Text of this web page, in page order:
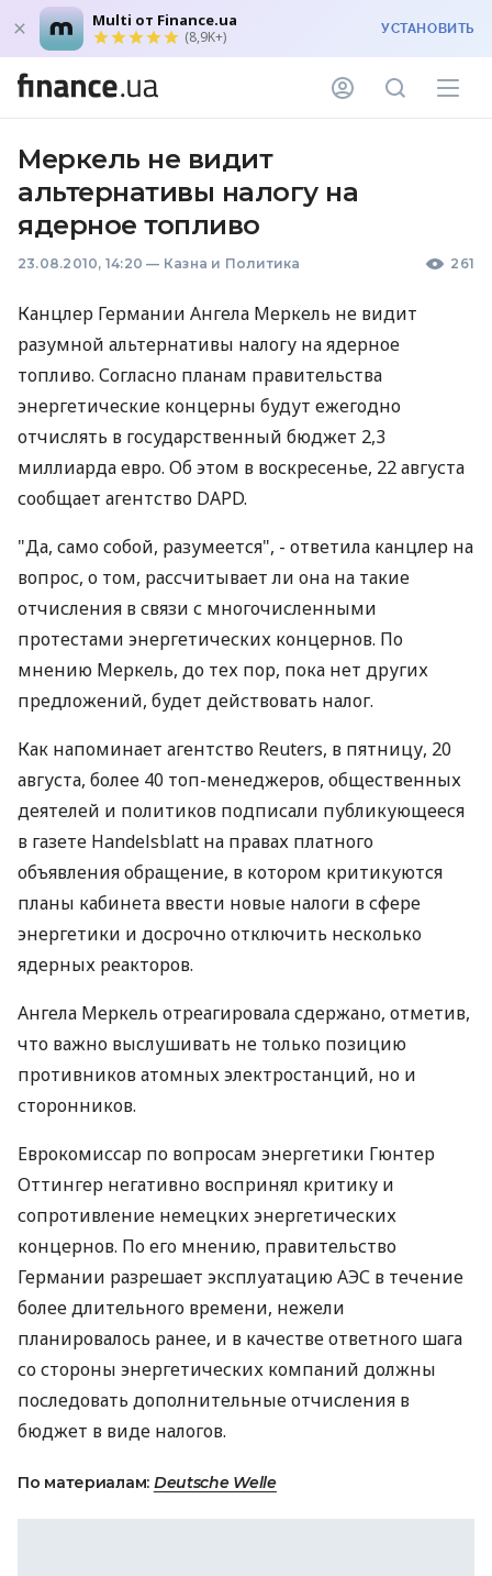
Multi от Finance.ua
(8,9K+) УСТАНОВИТЬ
Меркель не видит
альтернативы налогу на
ядерное топливо
23.08.2010, 14:20 — Казна и Политика 261
Канцлер Германии Ангела Меркель не видит
разумной альтернативы налогу на ядерное
топливо. Согласно планам правительства
энергетические концерны будут ежегодно
отчислять в государственный бюджет 2,3
миллиарда евро. Об этом в воскресенье, 22 августа
сообщает агентство DAPD.
"Да, само собой, разумеется", - ответила канцлер на
вопрос, о том, рассчитывает ли она на такие
отчисления в связи с многочисленными
протестами энергетических концернов. По
мнению Меркель, до тех пор, пока нет других
предложений, будет действовать налог.
Как напоминает агентство Reuters, в пятницу, 20
августа, более 40 топ-менеджеров, общественных
деятелей и политиков подписали публикующееся
в газете Handelsblatt на правах платного
объявления обращение, в котором критикуются
планы кабинета ввести новые налоги в сфере
энергетики и досрочно отключить несколько
ядерных реакторов.
Ангела Меркель отреагировала сдержано, отметив,
что важно выслушивать не только позицию
противников атомных электростанций, но и
сторонников.
Еврокомиссар по вопросам энергетики Гюнтер
Оттингер негативно воспринял критику и
сопротивление немецких энергетических
концернов. По его мнению, правительство
Германии разрешает эксплуатацию АЭС в течение
более длительного времени, нежели
планировалось ранее, и в качестве ответного шага
со стороны энергетических компаний должны
последовать дополнительные отчисления в
бюджет в виде налогов.
По материалам: Deutsche Welle